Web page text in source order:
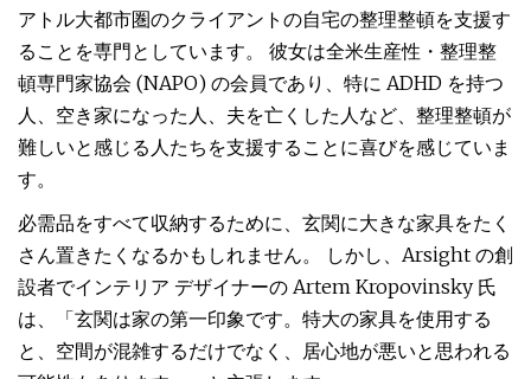
アトル大都市圏のクライアントの自宅の整理整頓を支援す
ることを専門としています。 彼女は全米生産性・整理整
頓専門家協会 (NAPO) の会員であり、特に ADHD を持つ
人、空き家になった人、夫を亡くした人など、整理整頓が
難しいと感じる人たちを支援することに喜びを感じていま
す。
必需品をすべて収納するために、玄関に大きな家具をたく
さん置きたくなるかもしれません。 しかし、Arsight の創
設者でインテリア デザイナーの Artem Kropovinsky 氏
は、「玄関は家の第一印象です。特大の家具を使用する
と、空間が混雑するだけでなく、居心地が悪いと思われる